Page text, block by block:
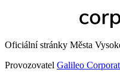
Oficiální stránky Města
Provozovatel Galileo